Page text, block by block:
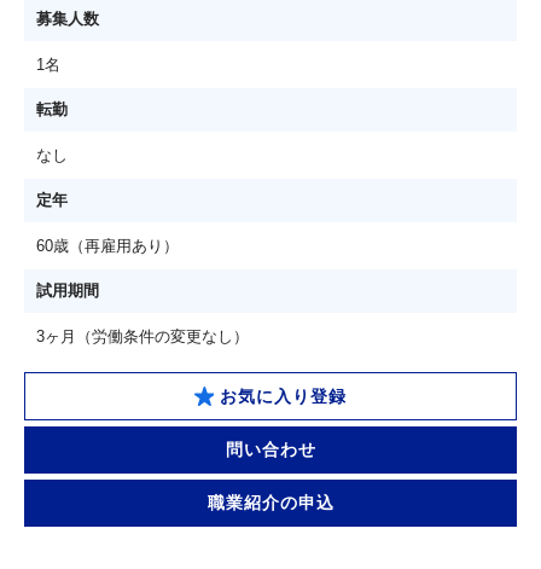
募集人数
1名
転勤
なし
定年
60歳（再雇用あり）
試用期間
3ヶ月（労働条件の変更なし）
お気に入り登録
問い合わせ
職業紹介の申込